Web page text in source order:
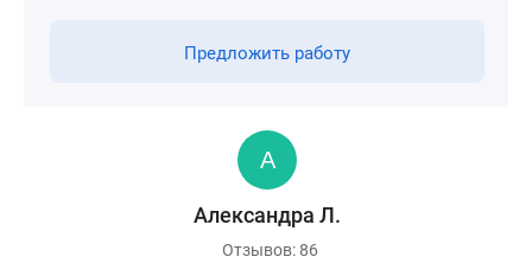
Предложить работу
Александра Л.
Отзывов: 86